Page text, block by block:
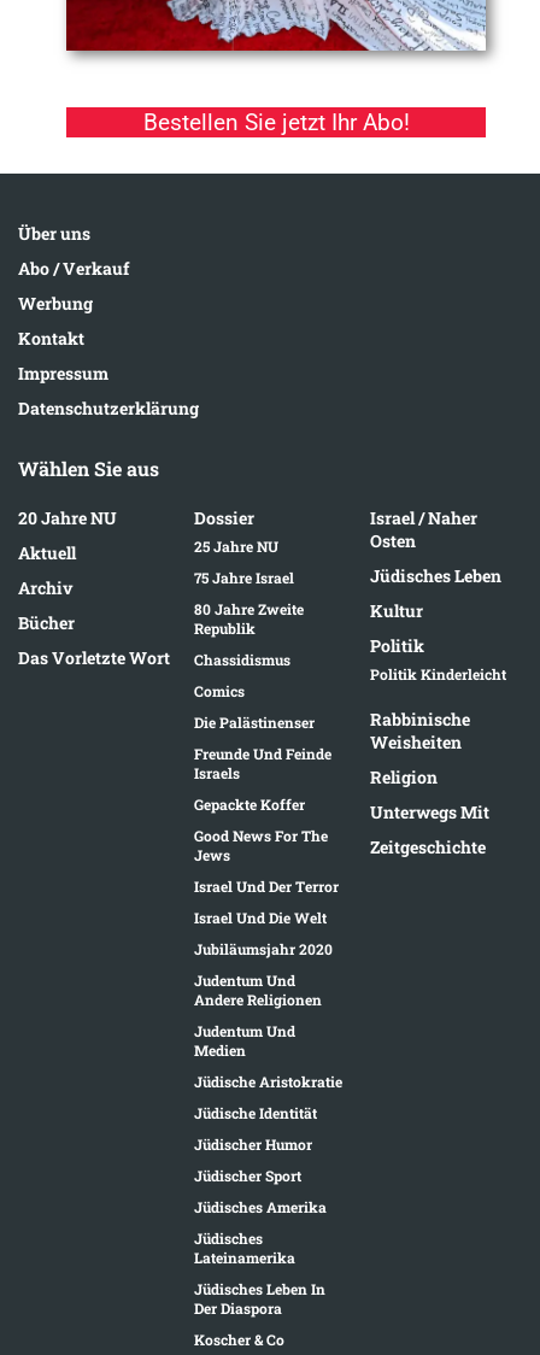
Bestellen Sie jetzt Ihr Abo!
Über uns
Abo / Verkauf
Werbung
Kontakt
Impressum
Datenschutzerklärung
Wählen Sie aus
20 Jahre NU
Aktuell
Archiv
Bücher
Das Vorletzte Wort
Dossier
25 Jahre NU
75 Jahre Israel
80 Jahre Zweite
Republik
Chassidismus
Comics
Die Palästinenser
Freunde Und Feinde
Israels
Gepackte Koffer
Good News For The
Jews
Israel Und Der Terror
Israel Und Die Welt
Jubiläumsjahr 2020
Judentum Und
Andere Religionen
Judentum Und
Medien
Jüdische Aristokratie
Jüdische Identität
Jüdischer Humor
Jüdischer Sport
Jüdisches Amerika
Jüdisches
Lateinamerika
Jüdisches Leben In
Der Diaspora
Koscher & Co
Israel / Naher
Osten
Jüdisches Leben
Kultur
Politik
Politik Kinderleicht
Rabbinische
Weisheiten
Religion
Unterwegs Mit
Zeitgeschichte